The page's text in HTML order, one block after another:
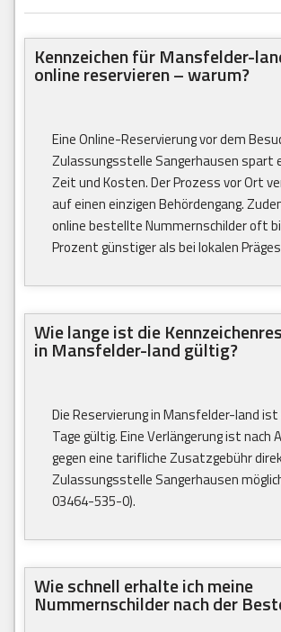
Kennzeichen für Mansfelder-
online reservieren – warum?
Eine Online-Reservierung vor dem
Zulassungsstelle Sangerhausen spart
Zeit und Kosten. Der Prozess vor Ort
auf einen einzigen Behördengang.
online bestellte Nummernschilder oft
Prozent günstiger als bei lokalen
Wie lange ist die
in Mansfelder-land gültig?
Die Reservierung in Mansfelder-land
Tage gültig. Eine Verlängerung ist nach
gegen eine tarifliche Zusatzgebühr
Zulassungsstelle Sangerhausen
03464-535-0).
Wie schnell erhalte ich meine
Nummernschilder nach der